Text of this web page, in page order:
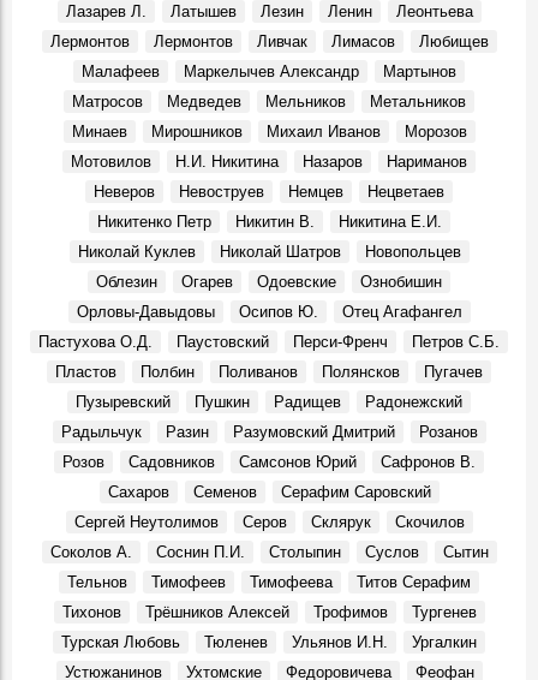
Лазарев Л.
Латышев Лезин Ленин
Леонтьева
Лермонтов
Лермонтов Ливчак Лимасов
Любищев
Малафеев
Маркелычев Александр
Мартынов
Матросов
Медведев Мельников
Метальников
Минаев
Мирошников Михаил Иванов
Морозов
Мотовилов
Н.И. Никитина Назаров
Нариманов
Неверов
Невоструев Немцев
Нецветаев
Никитенко Петр
Никитин В.
Никитина Е.И.
Николай Куклев
Николай Шатров
Новопольцев
Облезин
Огарев Одоевские
Ознобишин
Орловы-Давыдовы
Осипов Ю.
Отец Агафангел
Пастухова О.Д.
Паустовский Перси-Френч
Петров С.Б.
Пластов
Полбин Поливанов Полянсков
Пугачев
Пузыревский
Пушкин Радищев
Радонежский
Радыльчук
Разин Разумовский Дмитрий
Розанов
Розов
Садовников Самсонов Юрий
Сафронов В.
Сахаров
Семенов
Серафим Саровский
Сергей Неутолимов
Серов Склярук
Скочилов
Соколов А.
Соснин П.И. Столыпин Суслов
Сытин
Тельнов
Тимофеев Тимофеева
Титов Серафим
Тихонов
Трёшников Алексей Трофимов
Тургенев
Турская Любовь
Тюленев Ульянов И.Н.
Ургалкин
Устюжанинов
Ухтомские Федоровичева Феофан